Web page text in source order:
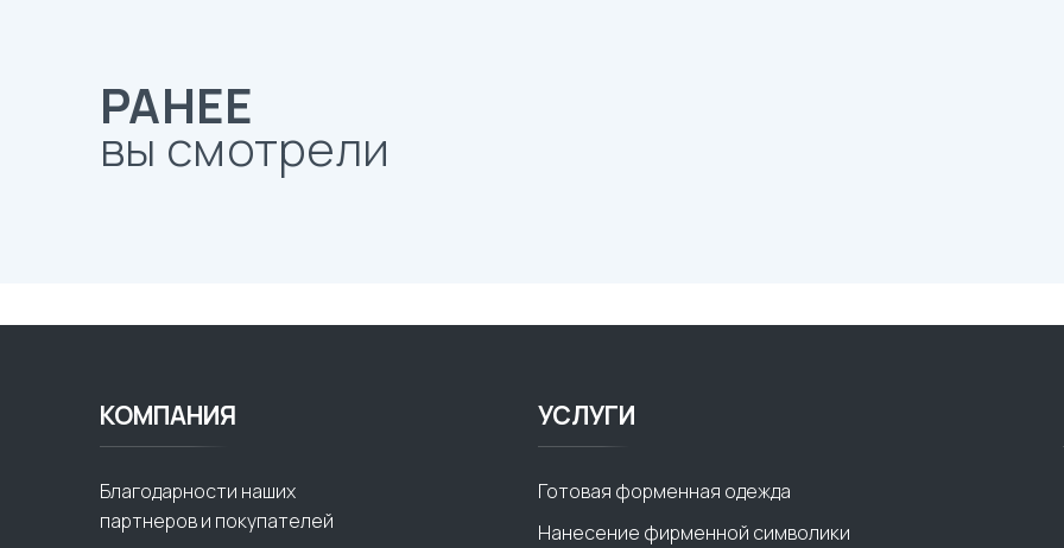
РАНЕЕ
вы смотрели
КОМПАНИЯ
Благодарности наших
партнеров и покупателей
УСЛУГИ
Готовая форменная одежда
Нанесение фирменной символики